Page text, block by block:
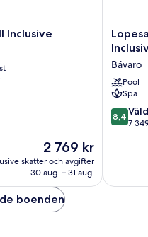
Inclusive
Priset
är
2 769 kr
2 769 kr
skatter och avgifter
30 aug. – 31 aug.
Lopesan
Costa
Resort
Spa
&
Casino
-
Bávaro
Pool
Spa
8.4
av
8,4
7
boenden